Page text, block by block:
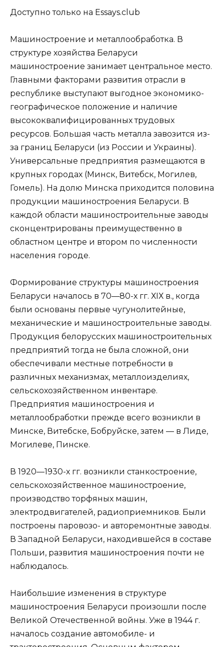
Доступно только на Essays.club
Машиностроение и металлообработка. В
структуре хозяйства Беларуси
машиностроение занимает центральное место.
Главными факторами развития отрасли в
республике выступают выгодное экономико-
географическое положение и наличие
высококвалифицированных трудовых
ресурсов. Большая часть металла завозится из-
за границ Беларуси (из России и Украины).
Универсальные предприятия размещаются в
крупных городах (Минск, Витебск, Могилев,
Гомель). На долю Минска приходится половина
продукции машиностроения Беларуси. В
каждой области машиностроительные заводы
сконцентрированы преимущественно в
областном центре и втором по численности
населения городе.
Формирование структуры машиностроения
Беларуси началось в 70—80-х гг. ХIХ в., когда
были основаны первые чугунолитейные,
механические и машиностроительные заводы.
Продукция белорусских машиностроительных
предприятий тогда не была сложной, они
обеспечивали местные потребности в
различных механизмах, металлоизделиях,
сельскохозяйственном инвентаре.
Предприятия машиностроения и
металлообработки прежде всего возникли в
Минске, Витебске, Бобруйске, затем — в Лиде,
Могилеве, Пинске.
В 1920—1930-х гг. возникли станкостроение,
сельскохозяйственное машиностроение,
производство торфяных машин,
электродвигателей, радиоприемников. Были
построены паровозо- и авторемонтные заводы.
В Западной Беларуси, находившейся в составе
Польши, развития машиностроения почти не
наблюдалось.
Наибольшие изменения в структуре
машиностроения Беларуси произошли после
Великой Отечественной войны. Уже в 1944 г.
началось создание автомобиле- и